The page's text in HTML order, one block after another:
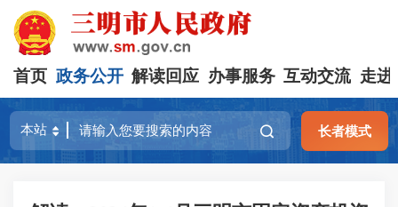
首页 政务公开 解读回应 办事服务 互动交流 走进
长者模式